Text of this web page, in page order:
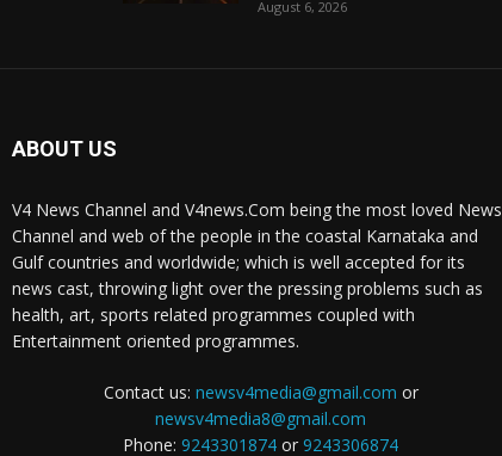
August 6, 2026
ABOUT US
V4 News Channel and V4news.Com being the most loved News
Channel and web of the people in the coastal Karnataka and
Gulf countries and worldwide; which is well accepted for its
news cast, throwing light over the pressing problems such as
health, art, sports related programmes coupled with
Entertainment oriented programmes.
Contact us: newsv4media@gmail.com or
newsv4media8@gmail.com
Phone: 9243301874 or 9243306874